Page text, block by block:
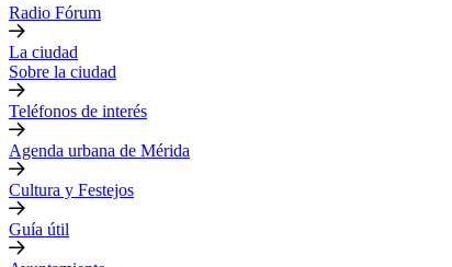
Radio Fórum
La ciudad
Sobre la ciudad
Teléfonos de interés
Agenda urbana de Mérida
Cultura y Festejos
Guía útil